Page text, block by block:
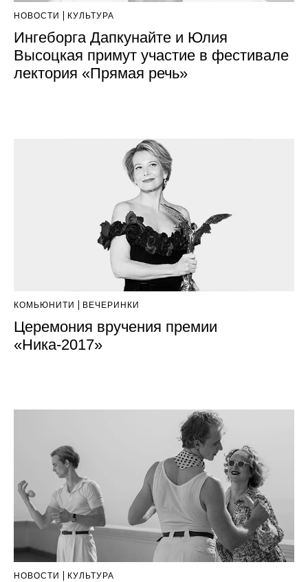
НОВОСТИ КУЛЬТУРА
Ингеборга Дапкунайте и Юлия
Высоцкая примут участие в фестивале
лектория «Прямая речь»
КОМЬЮНИТИ ВЕЧЕРИНКИ
Церемония вручения премии
«Ника-2017»
НОВОСТИ КУЛЬТУРА